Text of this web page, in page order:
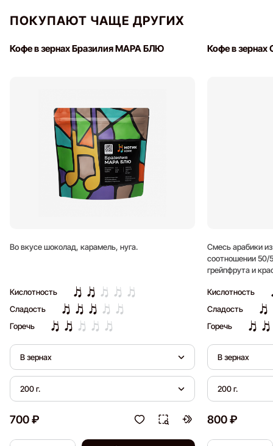
ПОКУПАЮТ ЧАЩЕ ДРУГИХ
Кофе в зернах Бразилия МАРА БЛЮ
Во вкусе шоколад, карамель, нуга.
Кислотность
Сладость
Горечь
В зернах
200 г.
700 ₽
Кофе в зернах
Смесь арабики
соотношении
грейпфрута и
Кислотность
Сладость
Горечь
В зернах
200 г.
800 ₽